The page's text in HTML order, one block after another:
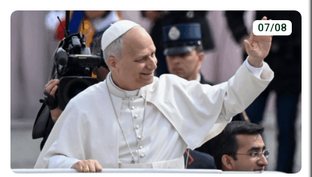
07/08